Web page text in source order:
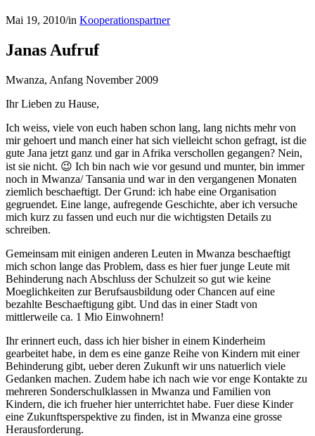
Mai 19, 2010/in Kooperationspartner
Janas Aufruf
Mwanza, Anfang November 2009
Ihr Lieben zu Hause,
Ich weiss, viele von euch haben schon lang, lang nichts mehr von
mir gehoert und manch einer hat sich vielleicht schon gefragt, ist die
gute Jana jetzt ganz und gar in Afrika verschollen gegangen? Nein,
ist sie nicht. 😉 Ich bin nach wie vor gesund und munter, bin immer
noch in Mwanza/ Tansania und war in den vergangenen Monaten
ziemlich beschaeftigt. Der Grund: ich habe eine Organisation
gegruendet. Eine lange, aufregende Geschichte, aber ich versuche
mich kurz zu fassen und euch nur die wichtigsten Details zu
schreiben.
Gemeinsam mit einigen anderen Leuten in Mwanza beschaeftigt
mich schon lange das Problem, dass es hier fuer junge Leute mit
Behinderung nach Abschluss der Schulzeit so gut wie keine
Moeglichkeiten zur Berufsausbildung oder Chancen auf eine
bezahlte Beschaeftigung gibt. Und das in einer Stadt von
mittlerweile ca. 1 Mio Einwohnern!
Ihr erinnert euch, dass ich hier bisher in einem Kinderheim
gearbeitet habe, in dem es eine ganze Reihe von Kindern mit einer
Behinderung gibt, ueber deren Zukunft wir uns natuerlich viele
Gedanken machen. Zudem habe ich nach wie vor enge Kontakte zu
mehreren Sonderschulklassen in Mwanza und Familien von
Kindern, die ich frueher hier unterrichtet habe. Fuer diese Kinder
eine Zukunftsperspektive zu finden, ist in Mwanza eine grosse
Herausforderung.